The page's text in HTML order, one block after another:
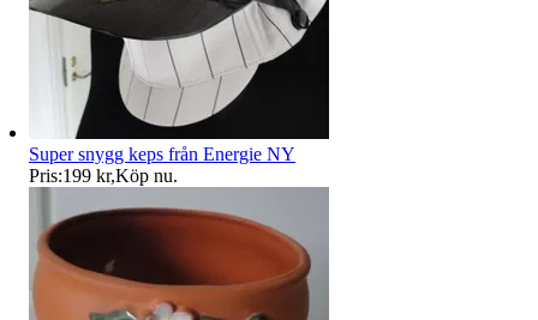
Super snygg keps från Energie NY
Pris:199 kr,Köp nu.